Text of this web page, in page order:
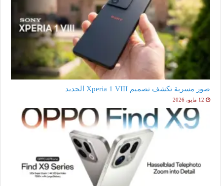
صور مسربة تكشف تصميم Xperia 1 VIII الجديد
12 مايو، 2026